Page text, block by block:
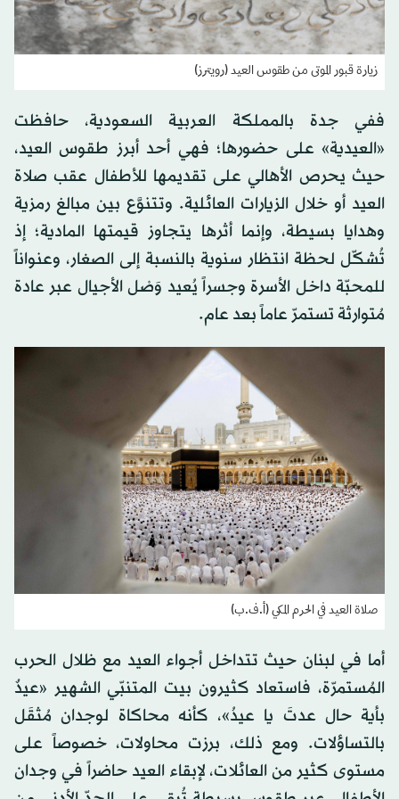
زيارة قبور الموتى من طقوس العيد (رويترز)
ففي جدة بالمملكة العربية السعودية، حافظت
«العيدية» على حضورها؛ فهي أحد أبرز طقوس العيد،
حيث يحرص الأهالي على تقديمها للأطفال عقب صلاة
العيد أو خلال الزيارات العائلية. وتتنوَّع بين مبالغ رمزية
وهدايا بسيطة، وإنما أثرها يتجاوز قيمتها المادية؛ إذ
تُشكّل لحظة انتظار سنوية بالنسبة إلى الصغار، وعنواناً
للمحبّة داخل الأسرة وجسراً يُعيد وَصْل الأجيال عبر عادة
مُتوارثة تستمرّ عاماً بعد عام.
صلاة العيد في الحرم المكي (أ.ف.ب)
أما في لبنان حيث تتداخل أجواء العيد مع ظلال الحرب
المُستمرّة، فاستعاد كثيرون بيت المتنبّي الشهير «عيدٌ
بأية حال عدتَ يا عيدُ»، كأنه محاكاة لوجدان مُثقَل
بالتساؤلات. ومع ذلك، برزت محاولات، خصوصاً على
مستوى كثير من العائلات، لإبقاء العيد حاضراً في وجدان